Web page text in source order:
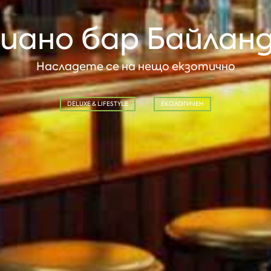
бар
Насладете се на нещо екзотично
DELUXE & LIFESTYLE ЕКОЛОГИЧЕН